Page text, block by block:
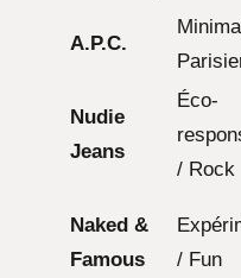
A.P.C.
Nudie
Jeans
Éco-
/ Rock
Naked &
Famous
/ Fun